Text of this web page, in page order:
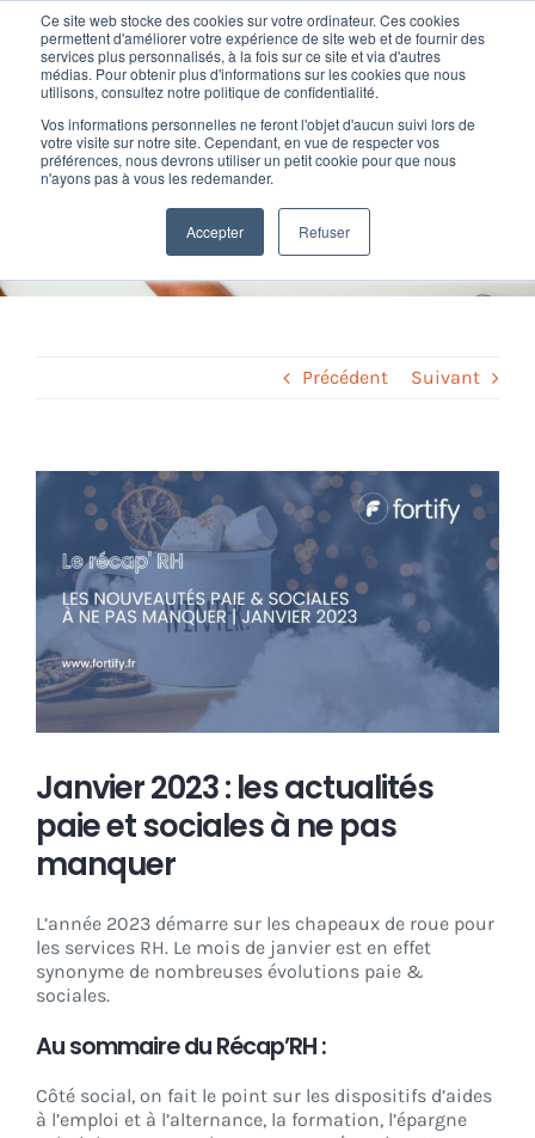
Ce site web stocke des cookies sur votre ordinateur. Ces cookies
permettent d'améliorer votre expérience de site web et de fournir des
services plus personnalisés, à la fois sur ce site et via d'autres
médias. Pour obtenir plus d'informations sur les cookies que nous
utilisons, consultez notre politique de confidentialité.
Vos informations personnelles ne feront l'objet d'aucun suivi lors de
votre visite sur notre site. Cependant, en vue de respecter vos
préférences, nous devrons utiliser un petit cookie pour que nous
n'ayons pas à vous les redemander.
Accepter Refuser
Passer
contenu
Nos offres
Formation
Nos clients
Fortify
Support
CONNEXION
Le Récap’RH de Fortify –
Janvier 2023
Précédent Suivant
Voir
l'image
agrandie
Janvier 2023 : les actualités
paie et sociales à ne pas
manquer
L’année 2023 démarre sur les chapeaux de roue pour
les services RH. Le mois de janvier est en effet
synonyme de nombreuses évolutions paie &
sociales.
Au sommaire du Récap’RH :
Côté social, on fait le point sur les dispositifs d’aides
à l’emploi et à l’alternance, la formation, l’épargne